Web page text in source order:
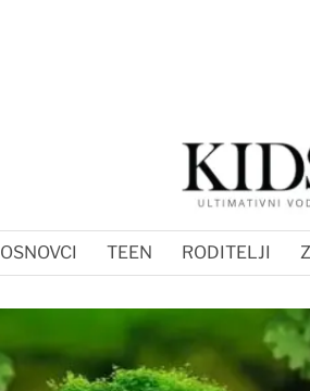
OSNOVCI TEEN RODITELJI